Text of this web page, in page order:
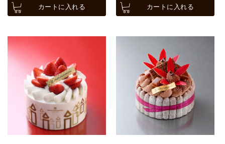
カートに入れる カートに入れる